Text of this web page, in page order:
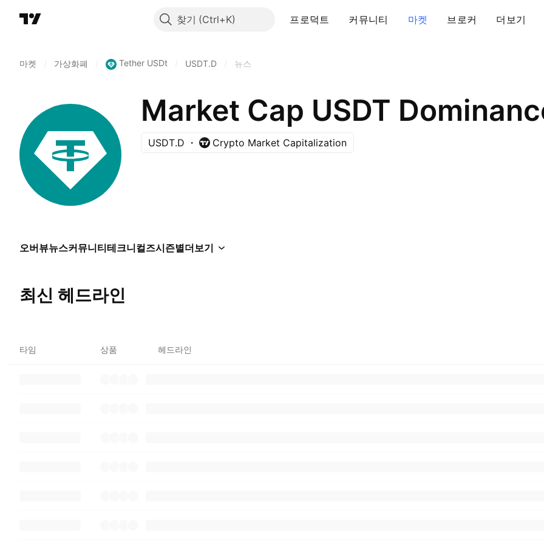
찾기 프로덕트 커뮤니티 마켓 브로커 더보기
마켓 가상화폐 Tether USDt USDT.D 뉴스
Market Cap USDT
USDT.D Crypto Market Capitalization
오버뷰뉴스커뮤니티테크니컬즈시즌별더보기
최신 헤드라인
타임 상품 헤드라인